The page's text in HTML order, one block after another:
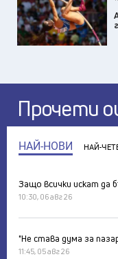
Прочети
НАЙ-НОВИ НАЙ-
Защо всички искат да
10:30, 06 авг 26
"Не става дума за
11:45, 05 авг 26